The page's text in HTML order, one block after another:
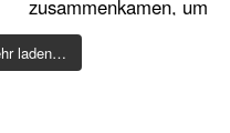
laden…